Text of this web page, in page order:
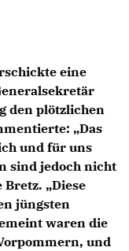
Landtag
eine
den plötzlichen
„Das
und für uns
sind jedoch nicht
„Diese
jüngsten
waren die
und